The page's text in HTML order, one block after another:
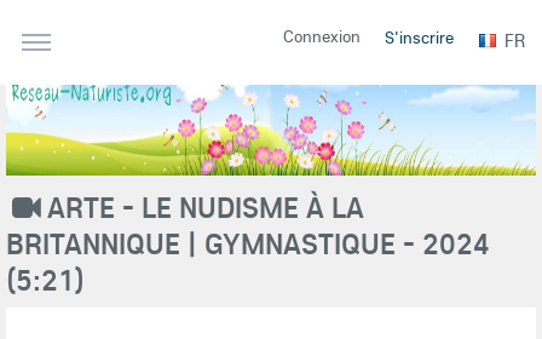
Connexion S'inscrire FR
ARTE - LE NUDISME À LA
BRITANNIQUE | GYMNASTIQUE - 2024
(5:21)